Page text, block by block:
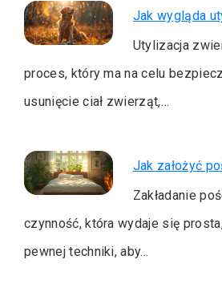
Jak wygląda
Utylizacja
proces, który ma na celu
usunięcie ciał zwierząt,…
Jak założyć
Zakładanie
czynność, która wydaje się
pewnej techniki, aby…